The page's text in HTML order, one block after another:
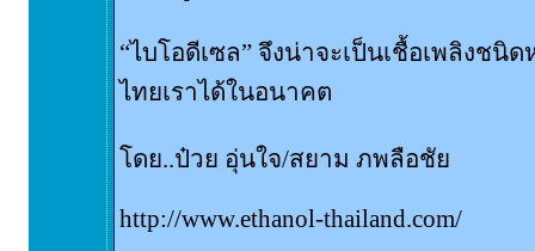
“ไบโอดีเซล” จึงน่าจะเป็นเชื้อเพลิงชนิ
ไทยเราได้ในอนาคต
โดย..ป๋วย อุ่นใจ/สยาม ภพลือชัย
http://www.ethanol-thailand.com/